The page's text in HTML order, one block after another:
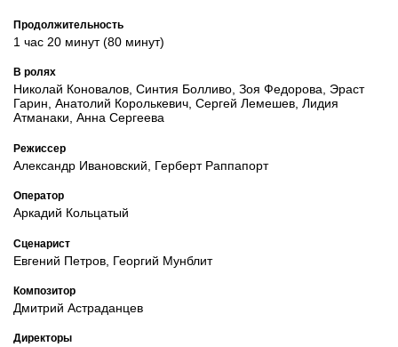
Продолжительность
1 час 20 минут (80 минут)
В ролях
Николай Коновалов, Синтия Болливо, Зоя Федорова, Эраст
Гарин, Анатолий Королькевич, Сергей Лемешев, Лидия
Атманаки, Анна Сергеева
Режиссер
Александр Ивановский, Герберт Раппапорт
Оператор
Аркадий Кольцатый
Сценарист
Евгений Петров, Георгий Мунблит
Композитор
Дмитрий Астраданцев
Директоры